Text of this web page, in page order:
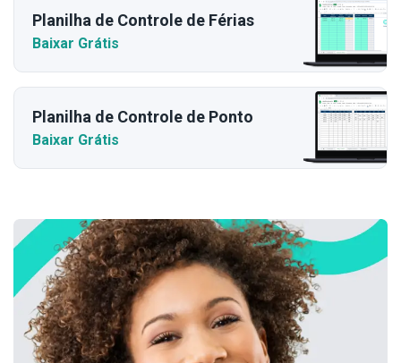
Planilha de Controle de Férias
Baixar Grátis
Planilha de Controle de Ponto
Baixar Grátis